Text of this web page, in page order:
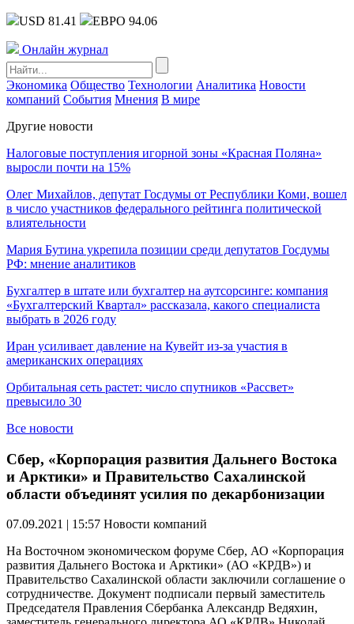
USD 81.41 ЕВРО 94.06
Онлайн журнал
Экономика Общество Технологии Аналитика Новости
компаний События Мнения В мире
Другие новости
Налоговые поступления игорной зоны «Красная Поляна»
выросли почти на 15%
Олег Михайлов, депутат Госдумы от Республики Коми, вошел
в число участников федерального рейтинга политической
влиятельности
Мария Бутина укрепила позиции среди депутатов Госдумы
РФ: мнение аналитиков
Бухгалтер в штате или бухгалтер на аутсорсинге: компания
«Бухгалтерский Квартал» рассказала, какого специалиста
выбрать в 2026 году
Иран усиливает давление на Кувейт из-за участия в
американских операциях
Орбитальная сеть растет: число спутников «Рассвет»
превысило 30
Все новости
Сбер, «Корпорация развития Дальнего Востока
и Арктики» и Правительство Сахалинской
области объединят усилия по декарбонизации
07.09.2021 | 15:57 Новости компаний
На Восточном экономическом форуме Сбер, АО «Корпорация
развития Дальнего Востока и Арктики» (АО «КРДВ») и
Правительство Сахалинской области заключили соглашение о
сотрудничестве. Документ подписали первый заместитель
Председателя Правления Сбербанка Александр Ведяхин,